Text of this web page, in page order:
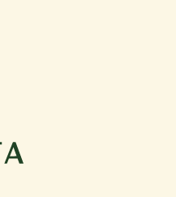
18:00-20:00